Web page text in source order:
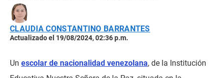
CLAUDIA CONSTANTINO BARRANTES
Actualizado el 19/08/2024, 02:36 p.m.
Un escolar de nacionalidad venezolana, de la Institución